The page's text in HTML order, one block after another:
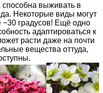
выживать в
Некоторые виды могут
−30 градусов! Ещё одно
адаптироваться к
расти даже на почти
вещества оттуда,